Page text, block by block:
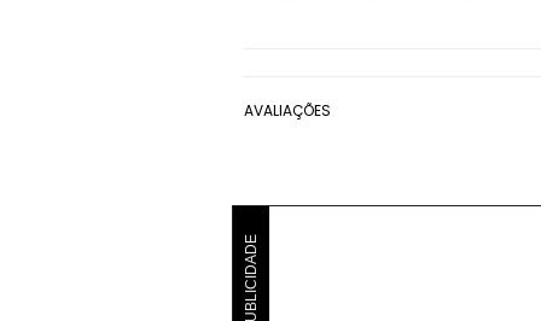
AVALIAÇÕES
PUBLICIDADE